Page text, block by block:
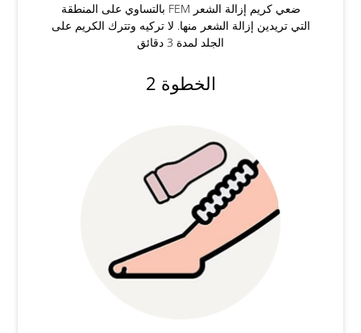
ضعي كريم إزالة الشعر FEM بالتساوي على المنطقة
التي تريدين إزالة الشعر منها. لا تركيه وتترك الكريم على
الجلد لمدة 3 دقائق
الخطوة 2